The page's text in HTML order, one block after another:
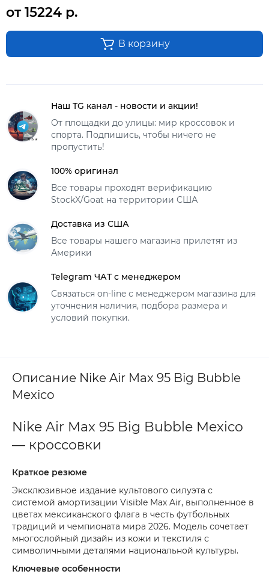
от 15224 р.
В корзину
Наш TG канал - новости и акции!
От площадки до улицы: мир кроссовок и
спорта. Подпишись, чтобы ничего не
пропустить!
100% оригинал
Все товары проходят верификацию
StockX/Goat на территории США
Доставка из США
Все товары нашего магазина прилетят из
Америки
Telegram ЧАТ с менеджером
Связаться on-line с менеджером магазина для
уточнения наличия, подбора размера и
условий покупки.
Описание Nike Air Max 95 Big Bubble
Mexico
Nike Air Max 95 Big Bubble Mexico
— кроссовки
Краткое резюме
Эксклюзивное издание культового силуэта с
системой амортизации Visible Max Air, выполненное в
цветах мексиканского флага в честь футбольных
традиций и чемпионата мира 2026. Модель сочетает
многослойный дизайн из кожи и текстиля с
символичными деталями национальной культуры.
Ключевые особенности